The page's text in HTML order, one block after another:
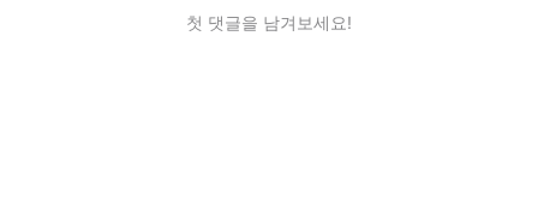
첫 댓글을 남겨보세요!